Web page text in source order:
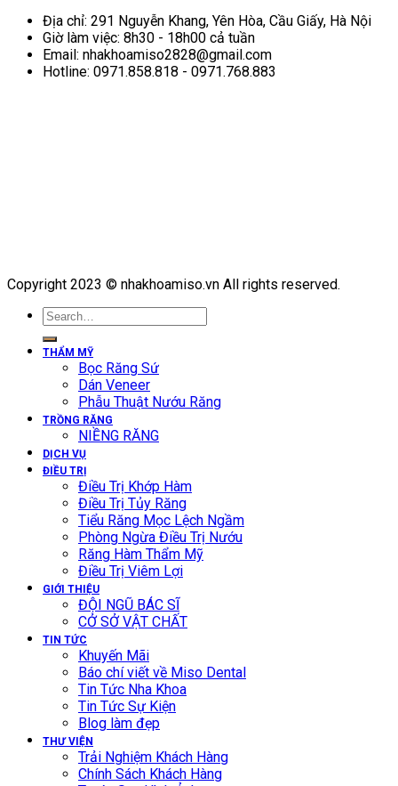
Địa chỉ: 291 Nguyễn Khang, Yên Hòa, Cầu Giấy, Hà Nội
Giờ làm việc: 8h30 - 18h00 cả tuần
Email: nhakhoamiso2828@gmail.com
Hotline: 0971.858.818 - 0971.768.883
Copyright 2023 © nhakhoamiso.vn All rights reserved.
THẨM MỸ
Bọc Răng Sứ
Dán Veneer
Phẫu Thuật Nướu Răng
TRỒNG RĂNG
NIỀNG RĂNG
DỊCH VỤ
ĐIỀU TRỊ
Điều Trị Khớp Hàm
Điều Trị Tủy Răng
Tiểu Răng Mọc Lệch Ngầm
Phòng Ngừa Điều Trị Nướu
Răng Hàm Thẩm Mỹ
Điều Trị Viêm Lợi
GIỚI THIỆU
ĐỘI NGŨ BÁC SĨ
CỞ SỞ VẬT CHẤT
TIN TỨC
Khuyến Mãi
Báo chí viết về Miso Dental
Tin Tức Nha Khoa
Tin Tức Sự Kiện
Blog làm đẹp
THƯ VIỆN
Trải Nghiệm Khách Hàng
Chính Sách Khách Hàng